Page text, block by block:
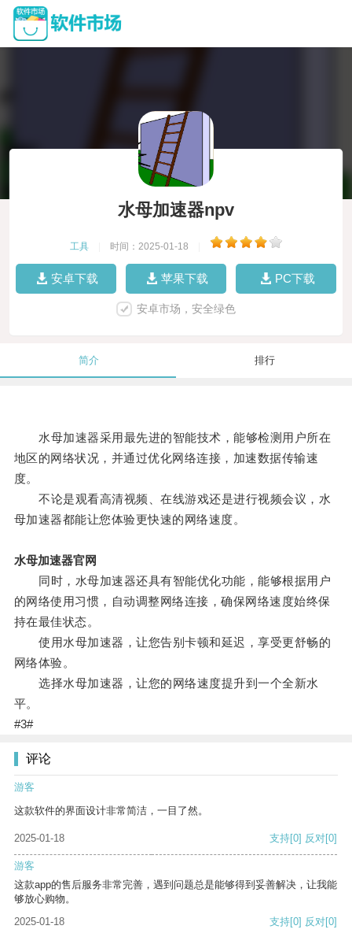
水母加速器npv
工具 时间：2025-01-18
安卓下载 苹果下载 PC下载
安卓市场，安全绿色
简介 排行
水母加速器采用最先进的智能技术，能够检测用户所在
地区的网络状况，并通过优化网络连接，加速数据传输速
度。
不论是观看高清视频、在线游戏还是进行视频会议，水
母加速器都能让您体验更快速的网络速度。
水母加速器官网
同时，水母加速器还具有智能优化功能，能够根据用户
的网络使用习惯，自动调整网络连接，确保网络速度始终保
持在最佳状态。
使用水母加速器，让您告别卡顿和延迟，享受更舒畅的
网络体验。
选择水母加速器，让您的网络速度提升到一个全新水
平。
#3#
评论
游客
这款软件的界面设计非常简洁，一目了然。
2025-01-18 支持[0] 反对[0]
游客
这款app的售后服务非常完善，遇到问题总是能够得到妥善解决，让我能
够放心购物。
2025-01-18
支持[0] 反对[0]